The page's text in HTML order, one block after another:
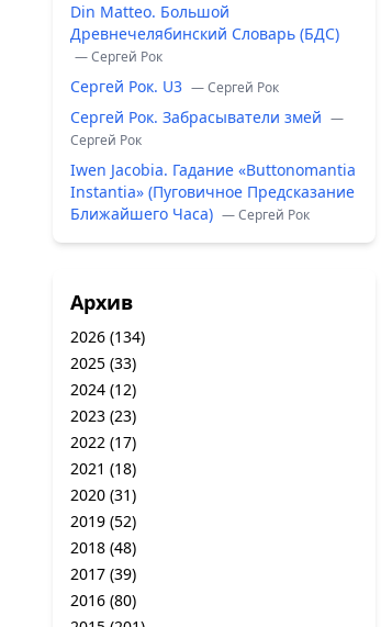
Din Matteo. Большой
Древнечелябинский Словарь (БДС)
— Сергей Рок
Сергей Рок. U3 — Сергей Рок
Сергей Рок. Забрасыватели змей —
Сергей Рок
Iwen Jacobia. Гадание «Buttonomantia
Instantia» (Пуговичное Предсказание
Ближайшего Часа) — Сергей Рок
Архив
2026 (134)
2025 (33)
2024 (12)
2023 (23)
2022 (17)
2021 (18)
2020 (31)
2019 (52)
2018 (48)
2017 (39)
2016 (80)